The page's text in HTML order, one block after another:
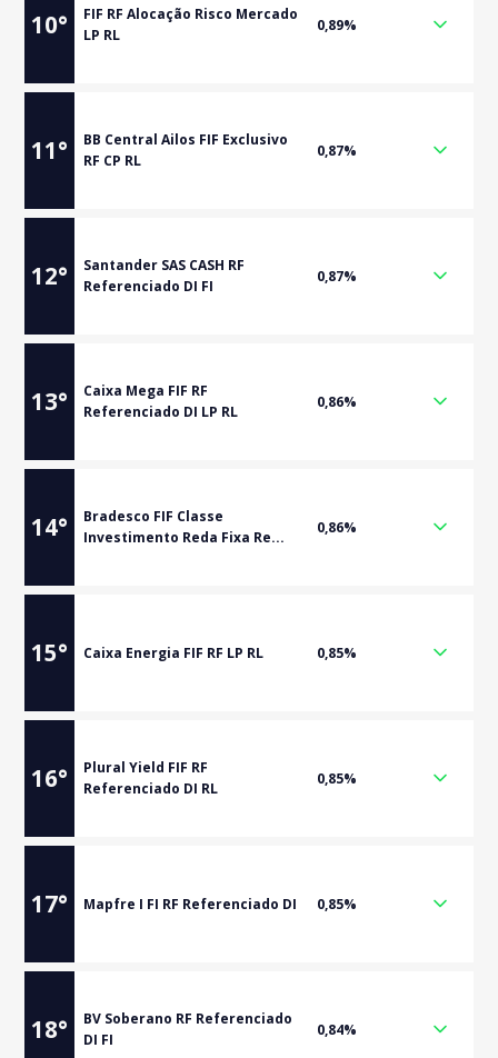
10°
FIF RF Alocação Risco Mercado
LP RL
0,89%
11°
BB Central Ailos FIF Exclusivo
RF CP RL
0,87%
12°
Santander SAS CASH RF
Referenciado DI FI
0,87%
13°
Caixa Mega FIF RF
Referenciado DI LP RL
0,86%
14°
Bradesco FIF Classe
Investimento Reda Fixa Re...
0,86%
15° Caixa Energia FIF RF LP RL 0,85%
16°
Plural Yield FIF RF
Referenciado DI RL
0,85%
17° Mapfre I FI RF Referenciado DI 0,85%
18°
BV Soberano RF Referenciado
DI FI
0,84%